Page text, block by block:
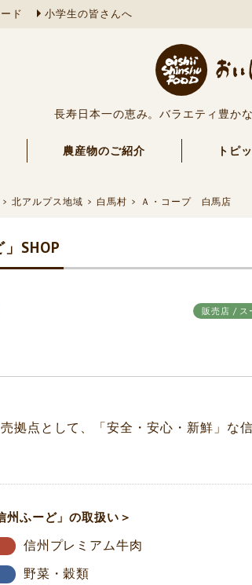
ド 小学生の皆さんへ
長寿日本一の恵み。バラエティ豊か
農産物のご紹介 トピ
北アルプス地域 白馬村 Ａ・コープ 白馬店
SHOP
販売店 / ス
拠点として、「安全・安心・新鮮」な
州ふーど」の取扱い＞
信州プレミアム牛肉
野菜・穀類